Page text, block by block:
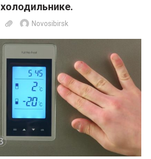
холодильнике.
Novosibirsk